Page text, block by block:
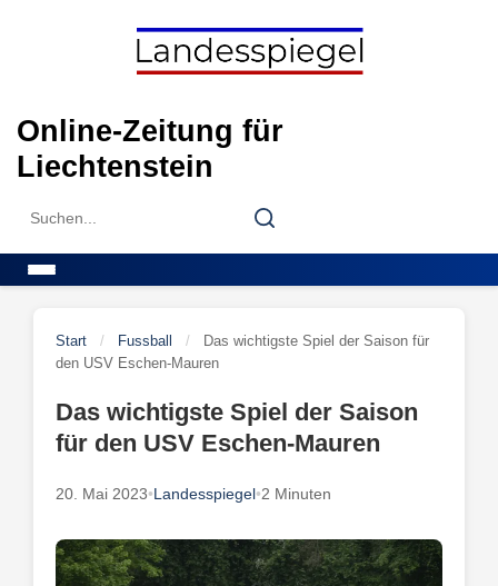
Online-Zeitung für
Liechtenstein
Search
Search
Start / Fussball /
Das wichtigste Spiel der Saison für
den USV Eschen-Mauren
Das wichtigste Spiel der Saison
für den USV Eschen-Mauren
20. Mai 2023•Landesspiegel•2 Minuten